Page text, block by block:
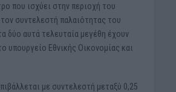
που ισχύει στην περιοχή του
τον συντελεστή παλαιότητας του
δύο αυτά τελευταία μεγέθη έχουν
υπουργείο Εθνικής Οικονομίας και
με συντελεστή μεταξύ 0,25